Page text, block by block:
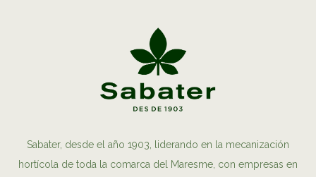
Sabater, desde el año 1903, liderando en la mecanización
hortícola de toda la comarca del Maresme, con empresas en